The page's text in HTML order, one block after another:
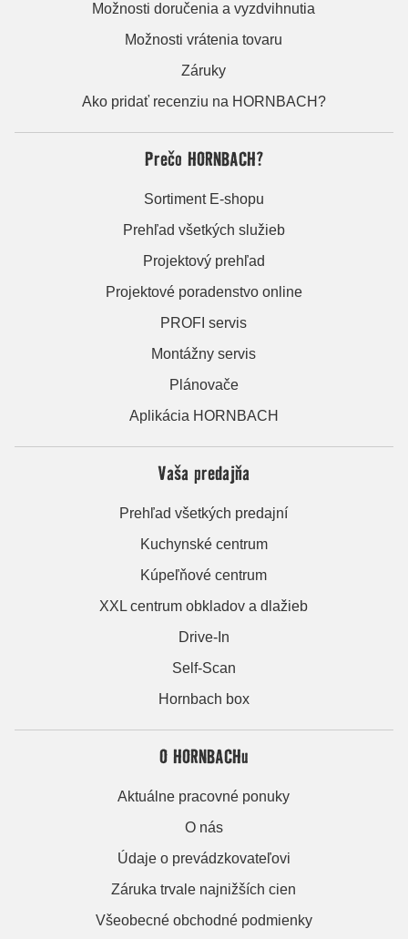
Možnosti doručenia a vyzdvihnutia
Možnosti vrátenia tovaru
Záruky
Ako pridať recenziu na HORNBACH?
Prečo HORNBACH?
Sortiment E-shopu
Prehľad všetkých služieb
Projektový prehľad
Projektové poradenstvo online
PROFI servis
Montážny servis
Plánovače
Aplikácia HORNBACH
Vaša predajňa
Prehľad všetkých predajní
Kuchynské centrum
Kúpeľňové centrum
XXL centrum obkladov a dlažieb
Drive-In
Self-Scan
Hornbach box
O HORNBACHu
Aktuálne pracovné ponuky
O nás
Údaje o prevádzkovateľovi
Záruka trvale najnižších cien
Všeobecné obchodné podmienky